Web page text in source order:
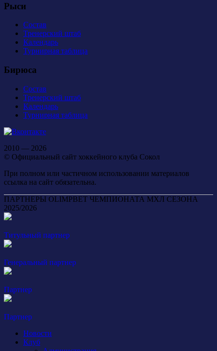
Рыси
Состав
Тренерский штаб
Календарь
Турнирная таблица
Бирюса
Состав
Тренерский штаб
Календарь
Турнирная таблица
2010 — 2026
© Официальный сайт хоккейного клуба Сокол
При полном или частичном использовании материалов
ссылка на сайт обязательна.
ПАРТНЕРЫ OLIMPBET ЧЕМПИОНАТА МХЛ СЕЗОНА
2025/2026
Титульный партнер
Генеральный партнер
Партнер
Партнер
Новости
Клуб